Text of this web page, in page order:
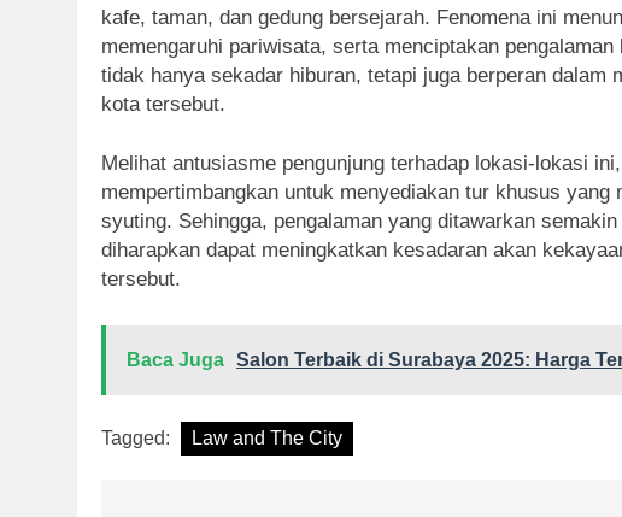
kafe, taman, dan gedung bersejarah. Fenomena ini
memengaruhi pariwisata, serta menciptakan
tidak hanya sekadar hiburan, tetapi juga berperan dalam
kota tersebut.
Melihat antusiasme pengunjung terhadap lokasi-lokasi
mempertimbangkan untuk menyediakan tur khusus
syuting. Sehingga, pengalaman yang ditawarkan
diharapkan dapat meningkatkan kesadaran akan
tersebut.
Baca Juga Salon Terbaik di Surabaya 2025: Harga
Tagged: Law and The City